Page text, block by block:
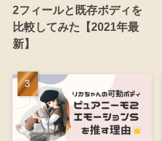
2フィールと既存ボディを
比較してみた【2021年最
新】